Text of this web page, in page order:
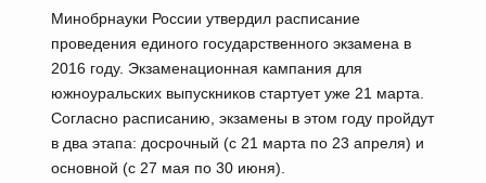
Минобрнауки России утвердил расписание
проведения единого государственного экзамена в
2016 году. Экзаменационная кампания для
южноуральских выпускников стартует уже 21 марта.
Согласно расписанию, экзамены в этом году пройдут
в два этапа: досрочный (с 21 марта по 23 апреля) и
основной (с 27 мая по 30 июня).